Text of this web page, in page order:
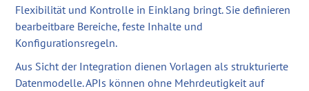
Flexibilität und Kontrolle in Einklang bringt. Sie definieren
bearbeitbare Bereiche, feste Inhalte und
Konfigurationsregeln.
Aus Sicht der Integration dienen Vorlagen als strukturierte
Datenmodelle. APIs können ohne Mehrdeutigkeit auf